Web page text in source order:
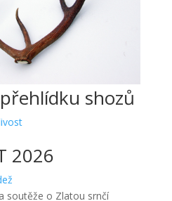
shozů
2026
soutěže o Zlatou srnčí